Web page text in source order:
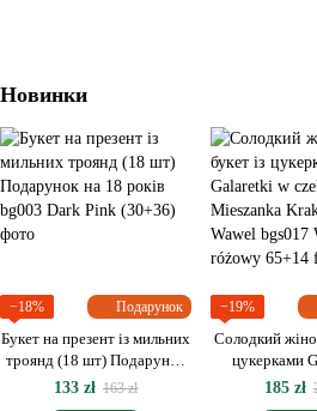
Новинки
Подарунок
−18%
Букет на презент із мильних
троянд (18 шт) Подарунок
на 18 років
133 zł 163 zł
−19%
Солодкий
цукерками
czekoladzie
185 zł